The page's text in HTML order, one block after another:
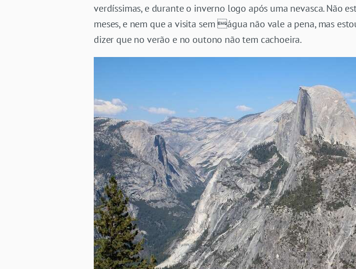
verdíssimas, e durante o inverno logo após uma nevasca. Não
meses, e nem que a visita sem água não vale a pena, mas
dizer que no verão e no outono não tem cachoeira.